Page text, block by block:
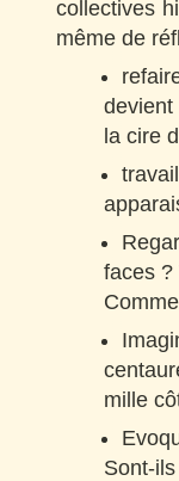
collectives
même de
devient
la cire
faces ?
mille
Sont-